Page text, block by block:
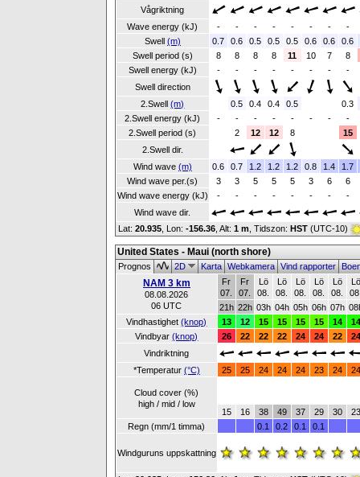
Vågriktning
Wave energy (kJ)
- - - - - - -
-
Swell (m) 0.7 0.6 0.5 0.5 0.5 0.6 0.6
0.6
Swell period (s)
8 8 8 8 11 10 7
8
Swell energy (kJ)
- - - - - - -
-
Swell direction
2.Swell(m) 0.5 0.4 0.4 0.5
0.3
2.Swell energy (kJ)
- - - - - - -
-
2.Swell period (s)
2 12 12 8
15
2.Swell dir.
Wind wave (m) 0.6 0.7 1.2 1.2 1.2 0.8 1.4
1.7
Wind wave per.(s)
3 3 5 5 5 3 6
6
Wind wave energy (kJ)
- - - - - - -
-
Wind wave dir.
Lat: 20.935 , Lon: -156.36 Alt: 1 m , Tidszon: HST (UTC-10)
United States - Maui (north shore)
Prognos 2D KartaWebkameraVind rapporter
NAM 3 km
08.08.2026
06 UTC
Fr
07.
Fr
07.
Lö
08.
Lö
08.
Lö
08.
Lö
08.
Lö
08.
Lö
21h 22h 03h 04h 05h 06h 07h
Vindhastighet(knop) 13 12 15 15 15 15 14
14
Vindbyar(knop) 26 22 22 22 24 24 22
24
Vindriktning
*Temperatur (°C) 25 25 24 24 24 23 24 24
Cloud cover (%)
high / mid / low
15
16 38 49 37 29 30
23
Regn (mm/1 timma)
0.1 0.2 0.1 0.1
Windguruns uppskattning